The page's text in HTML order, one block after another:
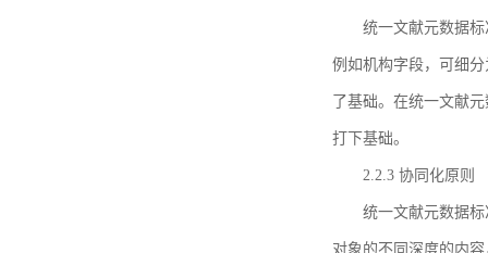
统一文献元数据
例如机构字段，可细
了基础。在统一文献
打下基础。
2.2.3 协同化原则
统一文献元数据
对象的不同深度的内